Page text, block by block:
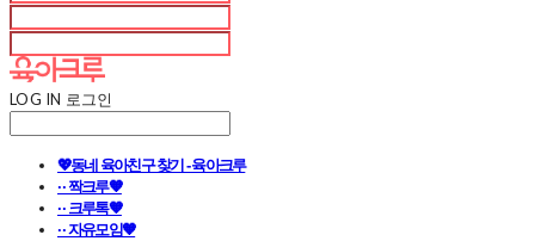
LOG IN 로그인
💖동네 육아친구 찾기 - 육아크루
· · 짝크루🧡
· · 크루톡🧡
· · 자유모임🧡